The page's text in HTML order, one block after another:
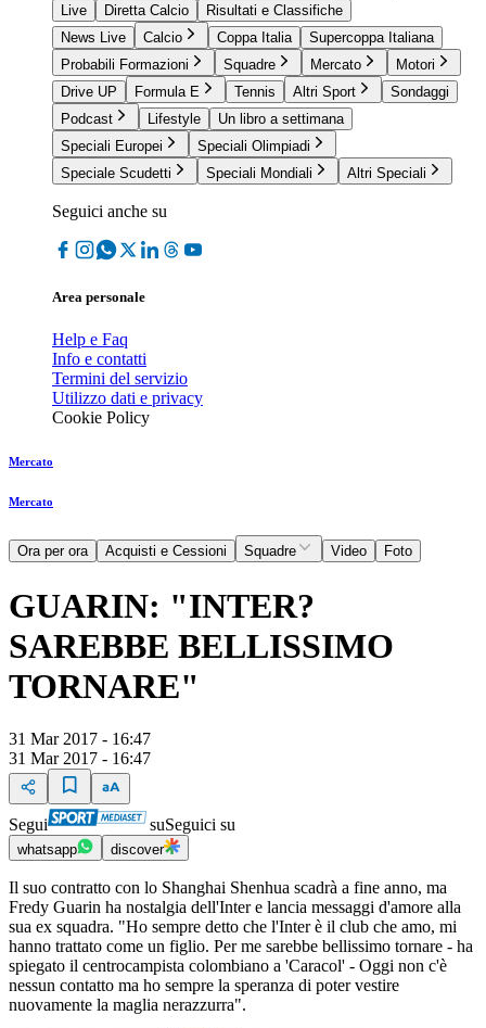
Live
Diretta Calcio
Risultati e Classifiche
News Live
Calcio Coppa Italia
Supercoppa Italiana
Probabili Formazioni
Squadre Mercato
Motori
Drive UP
Formula E Tennis Altri Sport
Sondaggi
Podcast
Lifestyle
Un libro a settimana
Speciali Europei
Speciali Olimpiadi
Speciale Scudetti
Speciali Mondiali Altri Speciali
Seguici anche su
Area personale
Help e Faq
Info e contatti
Termini del servizio
Utilizzo dati e privacy
Cookie Policy
Mercato
Mercato
Ora per ora Acquisti e Cessioni Squadre Video Foto
GUARIN: "INTER?
SAREBBE BELLISSIMO
TORNARE"
31 Mar 2017 - 16:47
31 Mar 2017 - 16:47
Segui suSeguici su
whatsapp discover
Il suo contratto con lo Shanghai Shenhua scadrà a fine anno, ma
Fredy Guarin ha nostalgia dell'Inter e lancia messaggi d'amore alla
sua ex squadra. "Ho sempre detto che l'Inter è il club che amo, mi
hanno trattato come un figlio. Per me sarebbe bellissimo tornare - ha
spiegato il centrocampista colombiano a 'Caracol' - Oggi non c'è
nessun contatto ma ho sempre la speranza di poter vestire
nuovamente la maglia nerazzurra".